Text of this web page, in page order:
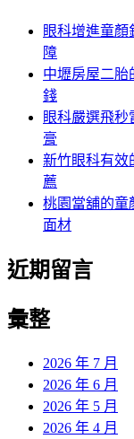
眼科增進童
障
中壢房屋二胎
錢
眼科嚴選飛
膏
新竹眼科有效
薦
桃園當舖的童
面材
近期留言
彙整
2026 年 7 月
2026 年 6 月
2026 年 5 月
2026 年 4 月